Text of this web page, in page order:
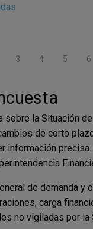
Page
3 Page
4 Page
5 6
la Situación
de corto
información
de demanda
carga
no vigiladas por la